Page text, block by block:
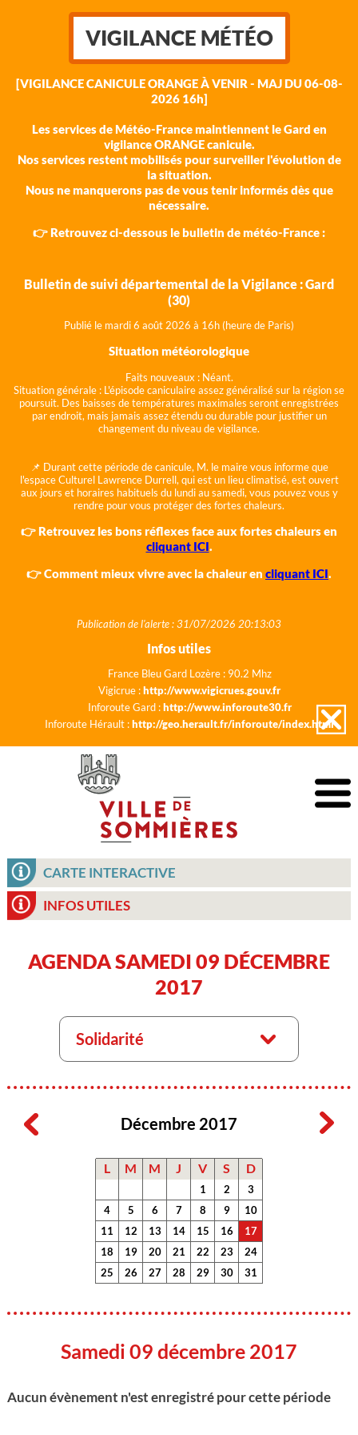
VIGILANCE MÉTÉO
[VIGILANCE CANICULE ORANGE À VENIR - MAJ DU 06-08-
2026 16h]
Les services de Météo-France maintiennent le Gard en
vigilance ORANGE canicule.
Nos services restent mobilisés pour surveiller l'évolution de
la situation.
Nous ne manquerons pas de vous tenir informés dès que
nécessaire.
👉 Retrouvez ci-dessous le bulletin de météo-France :
Bulletin de suivi départemental de la Vigilance : Gard
(30)
Publié le mardi 6 août 2026 à 16h (heure de Paris)
Situation météorologique
Faits nouveaux : Néant.
Situation générale : L'épisode caniculaire assez généralisé sur la région se
poursuit. Des baisses de températures maximales seront enregistrées
par endroit, mais jamais assez étendu ou durable pour justifier un
changement du niveau de vigilance.
📌 Durant cette période de canicule, M. le maire vous informe que
l'espace Culturel Lawrence Durrell, qui est un lieu climatisé, est ouvert
aux jours et horaires habituels du lundi au samedi, vous pouvez vous y
rendre pour vous protéger des fortes chaleurs.
👉 Retrouvez les bons réflexes face aux fortes chaleurs en
cliquant ICI.
👉 Comment mieux vivre avec la chaleur en cliquant ICI.
Publication de l'alerte : 31/07/2026 20:13:03
Infos utiles
France Bleu Gard Lozère : 90.2 Mhz
Vigicrue :http://www.vigicrues.gouv.fr
Inforoute Gard :http://www.inforoute30.fr
Inforoute Hérault :http://geo.herault.fr/inforoute/index.html
CARTE INTERACTIVE
INFOS UTILES
AGENDA SAMEDI 09 DÉCEMBRE
2017
Solidarité
Décembre 2017
L M M J V S D
1 2
3
4
5 6 7 8 9
10
11
12 13 14 15 16
17
18
19 20 21 22 23
24
25
26 27 28 29 30 31
Samedi 09 décembre 2017
Aucun évènement n'est enregistré pour cette période